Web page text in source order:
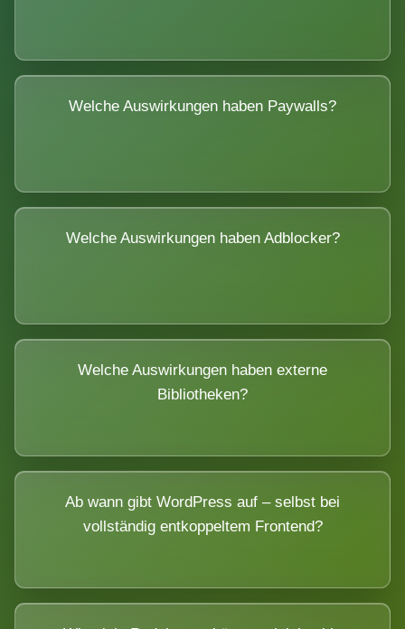
Welche Auswirkungen haben Paywalls?
Welche Auswirkungen haben Adblocker?
Welche Auswirkungen haben externe
Bibliotheken?
Ab wann gibt WordPress auf – selbst bei
vollständig entkoppeltem Frontend?